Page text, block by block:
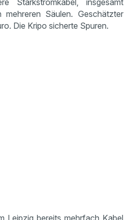
Starkstromkabel, insgesamt
Säulen. Geschätzter
Die Kripo sicherte Spuren.
Leipzig bereits mehrfach Kabel